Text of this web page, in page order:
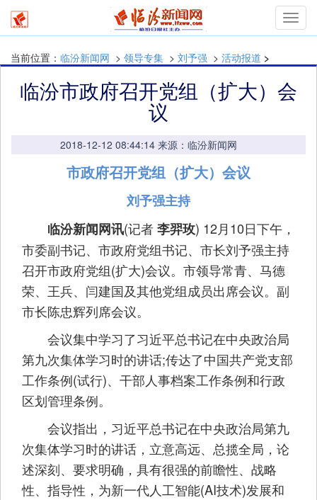
当前位置： 临汾新闻网 > 领导专集 > 刘予强 > 活动报道 >
临汾市政府召开党组（扩大）会
议
2018-12-12 08:44:14 来源：临汾新闻网
市政府召开党组（扩大）会议
刘予强主持
临汾新闻网讯(记者李羿玫) 12月10日下午，
市委副书记、市政府党组书记、市长刘予强主持
召开市政府党组(扩大)会议。市领导常青、马德
荣、王兵、闫建国及其他党组成员出席会议。副
市长陈忠辉列席会议。
会议集中学习了习近平总书记在中央政治局
第九次集体学习时的讲话;传达了中国共产党支部
工作条例(试行)、干部人事档案工作条例和行政
区划管理条例。
会议指出，习近平总书记在中央政治局第九
次集体学习时的讲话，立意高远、总揽全局，论
述深刻、要求明确，具有很强的前瞻性、战略
性、指导性，为新一代人工智能(AI技术)发展和